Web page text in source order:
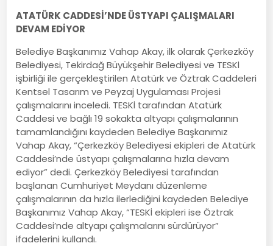
ATATÜRK CADDESİ’NDE ÜSTYAPI ÇALIŞMALARI
DEVAM EDİYOR
Belediye Başkanımız Vahap Akay, ilk olarak Çerkezköy
Belediyesi, Tekirdağ Büyükşehir Belediyesi ve TESKİ
işbirliği ile gerçekleştirilen Atatürk ve Öztrak Caddeleri
Kentsel Tasarım ve Peyzaj Uygulaması Projesi
çalışmalarını inceledi. TESKİ tarafından Atatürk
Caddesi ve bağlı 19 sokakta altyapı çalışmalarının
tamamlandığını kaydeden Belediye Başkanımız
Vahap Akay, “Çerkezköy Belediyesi ekipleri de Atatürk
Caddesi’nde üstyapı çalışmalarına hızla devam
ediyor” dedi. Çerkezköy Belediyesi tarafından
başlanan Cumhuriyet Meydanı düzenleme
çalışmalarının da hızla ilerlediğini kaydeden Belediye
Başkanımız Vahap Akay, “TESKİ ekipleri ise Öztrak
Caddesi’nde altyapı çalışmalarını sürdürüyor”
ifadelerini kullandı.